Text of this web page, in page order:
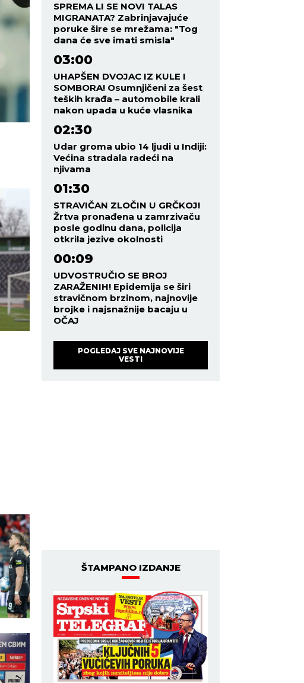
SPREMA LI SE NOVI TALAS
MIGRANATA? Zabrinjavajuće
poruke šire se mrežama: "Tog
dana će sve imati smisla"
03:00
UHAPŠEN DVOJAC IZ KULE I
SOMBORA! Osumnjičeni za šest
teških krađa – automobile krali
nakon upada u kuće vlasnika
02:30
Udar groma ubio 14 ljudi u Indiji:
Većina stradala radeći na
njivama
01:30
STRAVIČAN ZLOČIN U GRČKOJ!
Žrtva pronađena u zamrzivaču
posle godinu dana, policija
otkrila jezive okolnosti
00:09
UDVOSTRUČIO SE BROJ
ZARAŽENIH! Epidemija se širi
stravičnom brzinom, najnovije
brojke i najsnažnije bacaju u
OČAJ
POGLEDAJ SVE NAJNOVIJE
VESTI
ŠTAMPANO IZDANJE